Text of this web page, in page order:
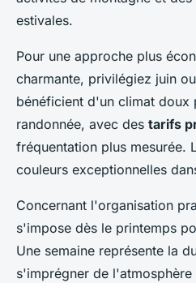
estivales.
Pour une approche plus
charmante, privilégiez juin
bénéficient d'un climat doux
randonnée, avec des tarifs
fréquentation plus mesurée.
couleurs exceptionnelles
Concernant l'organisation
s'impose dès le printemps
Une semaine représente la
s'imprégner de l'atmosphère